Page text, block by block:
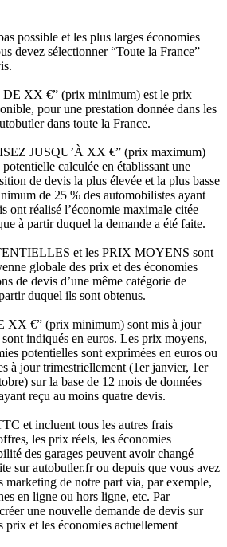
possible et les plus larges économies
devez sélectionner “Toute la France”
XX €” (prix minimum) est le prix
pour une prestation donnée dans les
dans toute la France.
JUSQU’À XX €” (prix maximum)
calculée en établissant une
de devis la plus élevée et la plus basse
de 25 % des automobilistes ayant
ont réalisé l’économie maximale citée
à partir duquel la demande a été faite.
et les PRIX MOYENS sont
globale des prix et des économies
de devis d’une même catégorie de
duquel ils sont obtenus.
XX €” (prix minimum) sont mis à jour
indiqués en euros. Les prix moyens,
potentielles sont exprimées en euros ou
à jour trimestriellement (1er janvier, 1er
sur la base de 12 mois de données
reçu au moins quatre devis.
et incluent tous les autres frais
les prix réels, les économies
des garages peuvent avoir changé
sur autobutler.fr ou depuis que vous avez
marketing de notre part via, par exemple,
en ligne ou hors ligne, etc. Par
une nouvelle demande de devis sur
et les économies actuellement